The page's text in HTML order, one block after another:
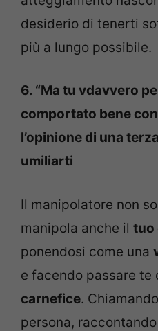
desiderio di tenerti
più a lungo possibile.
6. “Ma tu vdavvero
comportato bene
l’opinione di una
umiliarti
Il manipolatore non
manipola anche il tuo
ponendosi come una
e facendo passare te
carnefice.
persona,